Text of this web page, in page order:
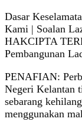
Dasar
Kami | Soalan
HAKCIPTA
Pembangunan
PENAFIAN:
Negeri Kelantan
sebarang
menggunakan